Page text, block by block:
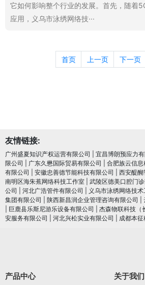
它如何影响整个行业的发展。首先，随着
应用，义乌市泳绣网络技···
首页 上一页 下一页
友情链接:
广州盛夏知识产权运营有限公司 宜昌博朗预应力
限公司
广东久懋国际贸易有限公司 合肥族云信息
有限公司
安徽忠善德节能科技有限公司 西安醍醐
南明区海朱蕉网络科技工作室
武陵区德美口腔门
公司
河北广浩管件有限公司 义乌市泳绣网络技
集团有限公司
陕西新昌润企业管理咨询有限公司
巨鹿县乐斯尼游乐设备有限公司 杰森物联科技（
安服务有限公司
河北兴松实业有限公司 成都本征
产品中心 关于我们